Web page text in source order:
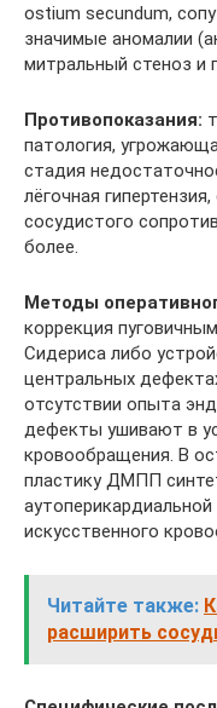
ostium secundum,
значимые аномалии
митральный стеноз и
Противопоказания:
патология,
стадия
лёгочная
сосудистого
более.
Методы
коррекция
Сидериса либо
центральных
отсутствии опыта
дефекты ушивают в
кровообращения. В
пластику ДМПП
искусственного
Читайте также:
расширить